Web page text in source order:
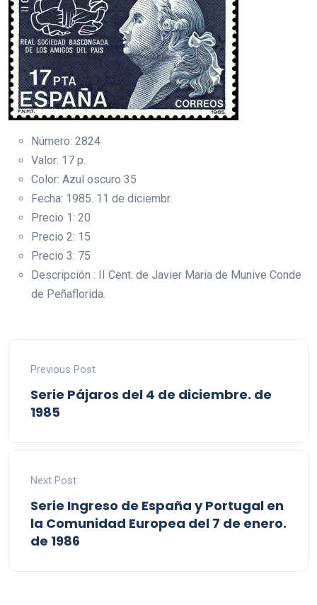
Número: 2824
Valor: 17 p.
Color: Azul oscuro 35
Fecha: 1985. 11 de diciembr.
Precio 1: 20
Precio 2: 15
Precio 3: 75
Descripción : II Cent. de Javier Maria de Munive Conde
de Peñaflorida.
Previous Post
Serie Pájaros del 4 de diciembre. de
1985
Next Post
Serie Ingreso de España y Portugal en
la Comunidad Europea del 7 de enero.
de 1986